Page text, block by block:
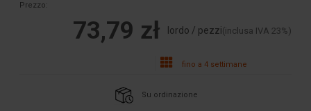
Prezzo:
73,79 zł lordo / pezzi(inclusa IVA 23%)
fino a 4 settimane
Su ordinazione